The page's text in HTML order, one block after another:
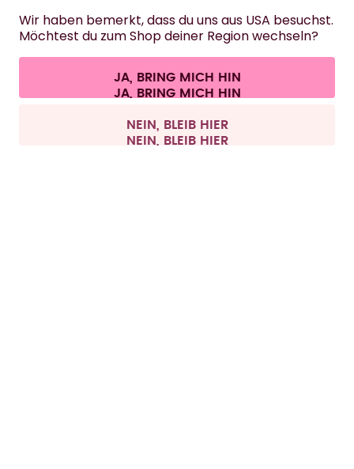
KONTAKT
Cookie-Einstellungen AGB Datenschutz
Vertrag widerrufen
Alle Preise sind inklusive Mehrwertsteuer und zzgl. Versandkosten.
Wir haben bemerkt, dass du uns aus USA besuchst.
Möchtest du zum Shop deiner Region wechseln?
JA, BRING MICH HIN
NEIN, BLEIB HIER